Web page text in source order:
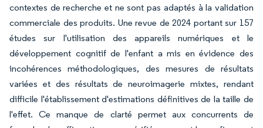
contextes de recherche et ne sont pas adaptés à la validation
commerciale des produits. Une revue de 2024 portant sur 157
études sur l'utilisation des appareils numériques et le
développement cognitif de l'enfant a mis en évidence des
incohérences méthodologiques, des mesures de résultats
variées et des résultats de neuroimagerie mixtes, rendant
difficile l'établissement d'estimations définitives de la taille de
l'effet. Ce manque de clarté permet aux concurrents de